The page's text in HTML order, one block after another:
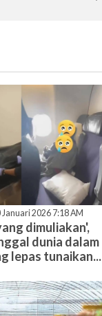
Januari 2026 7:18 AM
dimuliakan',
dunia dalam
lepas tunaikan...